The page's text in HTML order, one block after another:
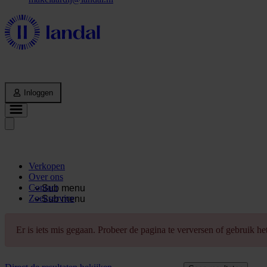
Inloggen
Verkopen
Over ons
Sub menu
Contact
Sub menu
Zoekservice
Er is iets mis gegaan. Probeer de pagina te verversen of gebruik